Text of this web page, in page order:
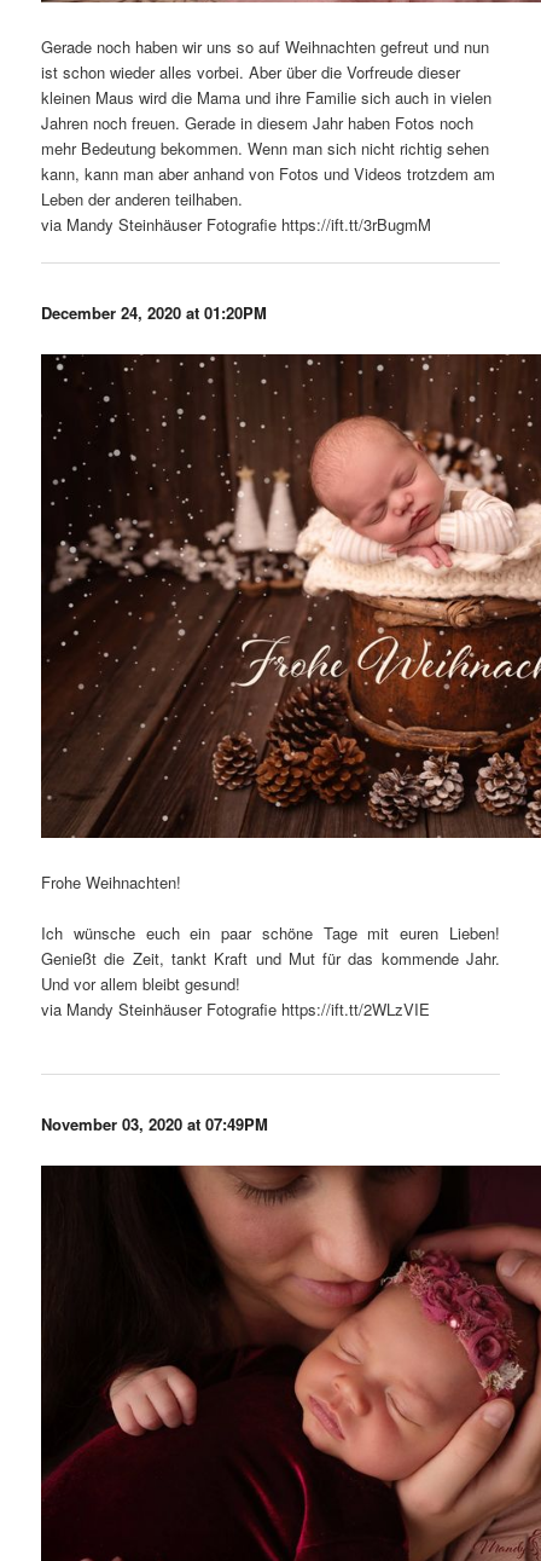
Gerade noch haben wir uns so auf Weihnachten gefreut und nun
ist schon wieder alles vorbei. Aber über die Vorfreude dieser
kleinen Maus wird die Mama und ihre Familie sich auch in vielen
Jahren noch freuen. Gerade in diesem Jahr haben Fotos noch
mehr Bedeutung bekommen. Wenn man sich nicht richtig sehen
kann, kann man aber anhand von Fotos und Videos trotzdem am
Leben der anderen teilhaben.
via Mandy Steinhäuser Fotografie https://ift.tt/3rBugmM
December 24, 2020 at 01:20PM
Frohe Weihnachten!
Ich wünsche euch ein paar schöne Tage mit euren Lieben!
Genießt die Zeit, tankt Kraft und Mut für das kommende Jahr.
Und vor allem bleibt gesund!
via Mandy Steinhäuser Fotografie https://ift.tt/2WLzVIE
November 03, 2020 at 07:49PM